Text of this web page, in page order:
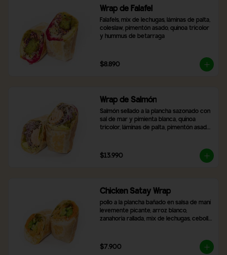
Wrap de Falafel
Falafels, mix de lechugas, láminas de palta,
coleslaw, pimentón asado, quínoa tricolor
y hummus de betarraga
$8.890
Wrap de Salmón
Salmón sellado a la plancha sazonado con
sal de mar y pimienta blanca, quínoa
tricolor, láminas de palta, pimentón asado,
$13.990
Chicken Satay Wrap
pollo a la plancha bañado en salsa de maní
levemente picante, arroz blanco,
zanahoria rallada, mix de lechugas, cebolla
$7.900